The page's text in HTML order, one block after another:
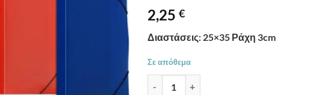
2,25 €
Διαστάσεις: 25×35 Ράχη 3cm
Σε απόθεμα